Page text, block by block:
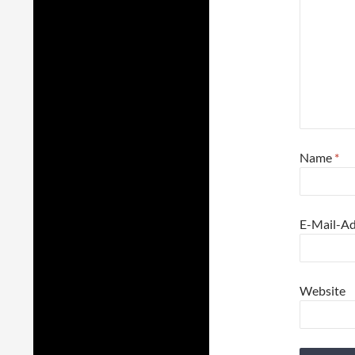
Name *
E-Mail-
Website